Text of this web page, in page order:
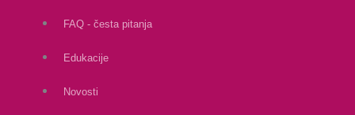
FAQ - česta pitanja
Edukacije
Novosti